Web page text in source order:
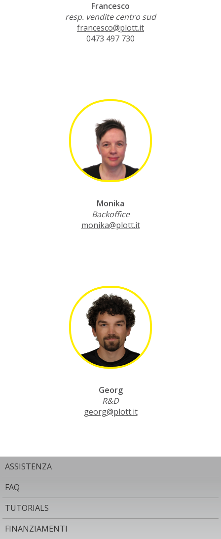
Francesco
resp. vendite centro sud
francesco@plott.it
0473 497 730
Monika
Backoffice
monika@plott.it
Georg
R&D
georg@plott.it
ASSISTENZA
FAQ
TUTORIALS
FINANZIAMENTI